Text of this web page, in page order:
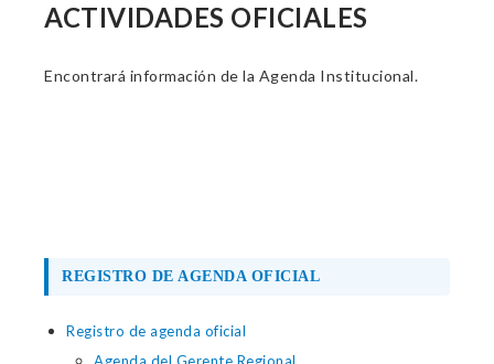
ACTIVIDADES OFICIALES
Encontrará información de la Agenda Institucional.
REGISTRO DE AGENDA OFICIAL
Registro de agenda oficial